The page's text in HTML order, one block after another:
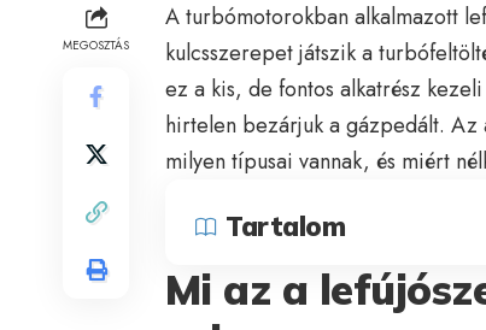
MEGOSZTÁS
A turbómotorokban alkalmazott
kulcsszerepet játszik a
ez a kis, de fontos alkatrész
hirtelen bezárjuk a gázpedált.
milyen típusai vannak, és miért
Tartalom
Mi az a